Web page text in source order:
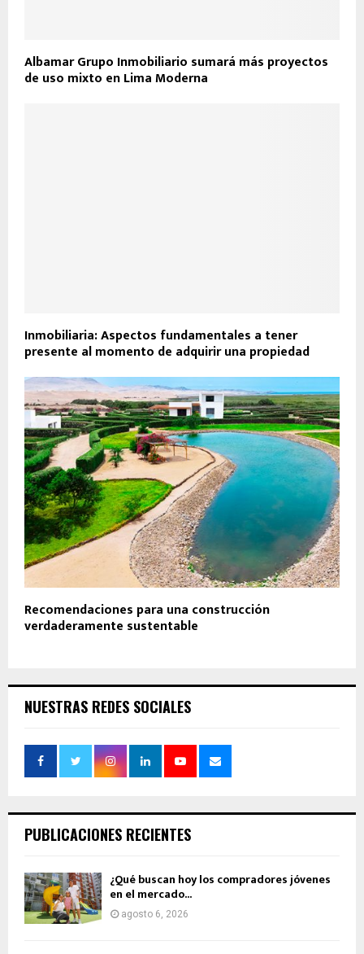
Albamar Grupo Inmobiliario sumará más proyectos
de uso mixto en Lima Moderna
Inmobiliaria: Aspectos fundamentales a tener
presente al momento de adquirir una propiedad
Recomendaciones para una construcción
verdaderamente sustentable
NUESTRAS REDES SOCIALES
PUBLICACIONES RECIENTES
¿Qué buscan hoy los compradores jóvenes
en el mercado...
agosto 6, 2026